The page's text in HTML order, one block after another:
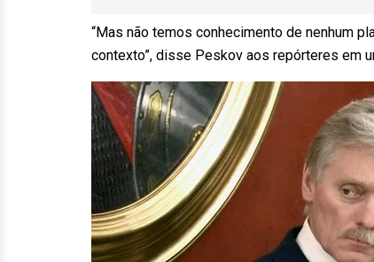
“Mas não temos conhecimento de nenhum
contexto”, disse Peskov aos repórteres em